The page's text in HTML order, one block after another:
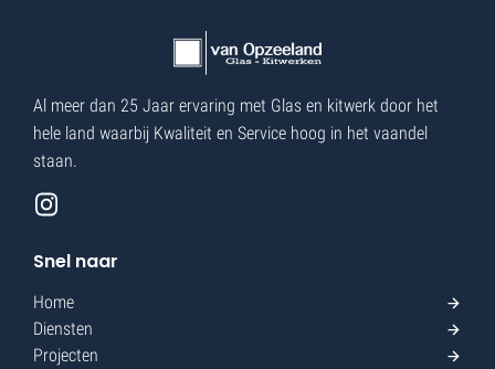
Al meer dan 25 Jaar ervaring met Glas en kitwerk door het
hele land waarbij Kwaliteit en Service hoog in het vaandel
staan.
Snel naar
Home
Diensten
Projecten